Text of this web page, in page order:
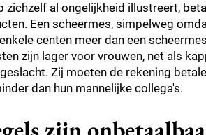
zichzelf al ongelijkheid illustreert,
Een scheermes, simpelweg
centen meer dan een
zijn lager voor vrouwen, net als
Zij moeten de rekening
dan hun mannelijke collega's.